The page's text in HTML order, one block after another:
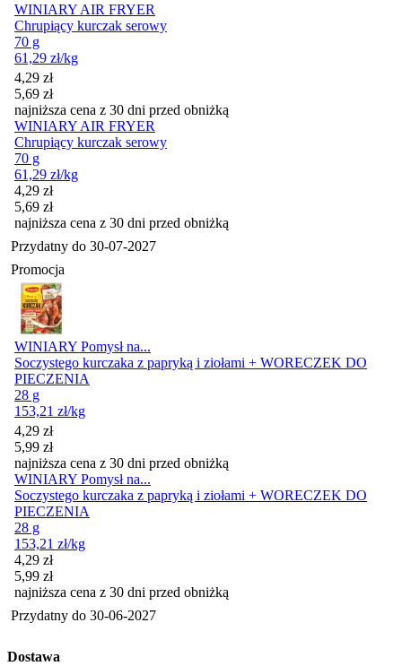
WINIARY AIR FRYER
Chrupiący kurczak serowy
70 g
61,29 zł/kg
Cena promocyjna
4,29 zł
5,69 zł
najniższa cena z 30 dni przed obniżką
WINIARY AIR FRYER
Chrupiący kurczak serowy
70 g
61,29 zł/kg
Cena promocyjna
4,29 zł
5,69 zł
najniższa cena z 30 dni przed obniżką
Przydatny do 30-07-2027
Promocja
WINIARY Pomysł na...
Soczystego kurczaka z papryką i ziołami + WORECZEK DO
PIECZENIA
28 g
153,21 zł/kg
Cena promocyjna
4,29 zł
5,99 zł
najniższa cena z 30 dni przed obniżką
WINIARY Pomysł na...
Soczystego kurczaka z papryką i ziołami + WORECZEK DO
PIECZENIA
28 g
153,21 zł/kg
Cena promocyjna
4,29 zł
5,99 zł
najniższa cena z 30 dni przed obniżką
Przydatny do 30-06-2027
Dostawa